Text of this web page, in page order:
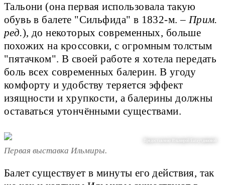
Тальони (она первая использовала такую
обувь в балете "Сильфида" в 1832-м. – Прим.
ред.), до некоторых современных, больше
похожих на кроссовки, с огромным толстым
"пятачком". В своей работе я хотела передать
боль всех современных балерин. В угоду
комфорту и удобству теряется эффект
изящности и хрупкости, а балерины должны
оставаться утончёнными существами.
Предоставлено Ильмирой Багаутдиновой
Первая выставка Ильмиры.
Балет существует в минуты его действия, так